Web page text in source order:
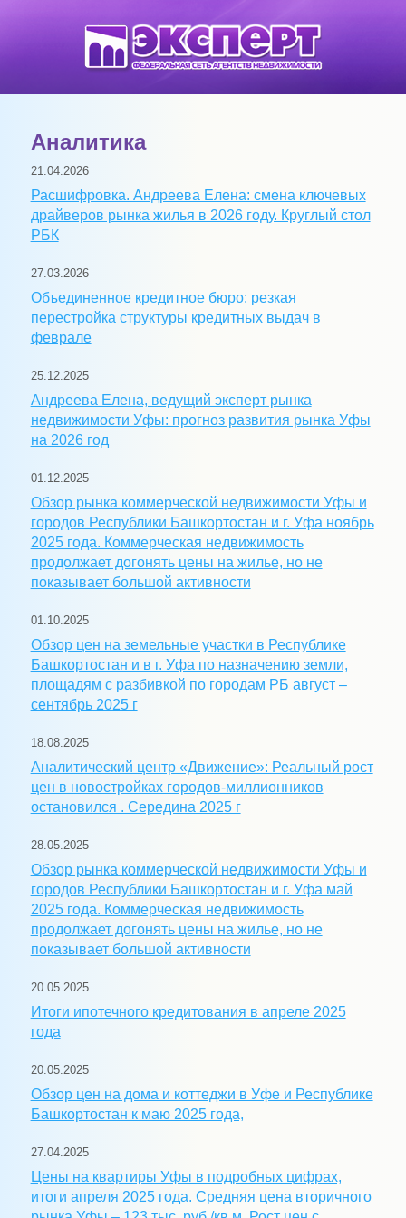
Аналитика
21.04.2026
Расшифровка. Андреева Елена: смена ключевых
драйверов рынка жилья в 2026 году. Круглый стол
РБК
27.03.2026
Объединенное кредитное бюро: резкая
перестройка структуры кредитных выдач в
феврале
25.12.2025
Андреева Елена, ведущий эксперт рынка
недвижимости Уфы: прогноз развития рынка Уфы
на 2026 год
01.12.2025
Обзор рынка коммерческой недвижимости Уфы и
городов Республики Башкортостан и г. Уфа ноябрь
2025 года. Коммерческая недвижимость
продолжает догонять цены на жилье, но не
показывает большой активности
01.10.2025
Обзор цен на земельные участки в Республике
Башкортостан и в г. Уфа по назначению земли,
площадям с разбивкой по городам РБ август –
сентябрь 2025 г
18.08.2025
Аналитический центр «Движение»: Реальный рост
цен в новостройках городов-миллионников
остановился . Середина 2025 г
28.05.2025
Обзор рынка коммерческой недвижимости Уфы и
городов Республики Башкортостан и г. Уфа май
2025 года. Коммерческая недвижимость
продолжает догонять цены на жилье, но не
показывает большой активности
20.05.2025
Итоги ипотечного кредитования в апреле 2025
года
20.05.2025
Обзор цен на дома и коттеджи в Уфе и Республике
Башкортостан к маю 2025 года,
27.04.2025
Цены на квартиры Уфы в подробных цифрах,
итоги апреля 2025 года. Средняя цена вторичного